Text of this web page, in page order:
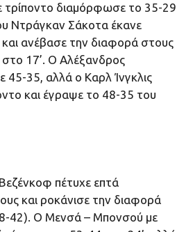
τρίποντο διαμόρφωσε το 35-29
Ντράγκαν Σάκοτα έκανε
ανέβασε την διαφορά στους
17’. Ο Αλέξανδρος
45-35, αλλά ο Καρλ Ίνγκλις
και έγραψε το 48-35 του
πέτυχε επτά
και ροκάνισε την διαφορά
42). Ο Μενσά – Μπονσού με